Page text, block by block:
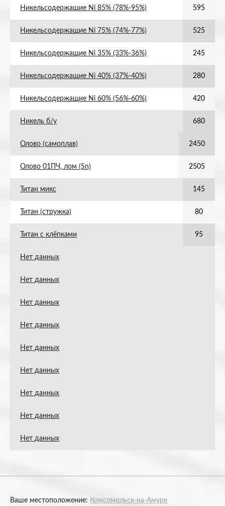
Никельсодержащие Ni 85% (78%-95%) 595
Никельсодержащие Ni 75% (74%-77%) 525
Никельсодержащие Ni 35% (33%-36%) 245
Никельсодержащие Ni 40% (37%-40%) 280
Никельсодержащие Ni 60% (56%-60%) 420
Никель б/у 680
Олово (самоплав) 2450
Олово 01ПЧ, лом (Sn) 2505
Титан микс 145
Титан (стружка) 80
Титан с клёпками 95
Нет данных
Нет данных
Нет данных
Нет данных
Нет данных
Нет данных
Нет данных
Нет данных
Нет данных
Ваше местоположение: Комсомольск-на-Амуре